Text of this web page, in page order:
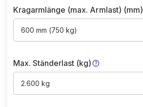
Kragarmlänge (max. Armlast) (mm)
600 mm (750 kg)
Max. Ständerlast (kg)
2.600 kg